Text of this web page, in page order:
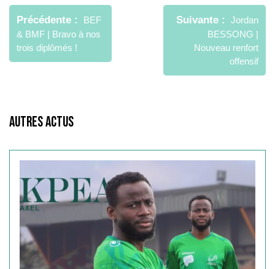
de
l’article
Précédente
BEF
& BMF | Bravo à nos
trois diplômés !
Suivante
Jordan
BESSONG |
Nouveau renfort
offensif
Autres Actus